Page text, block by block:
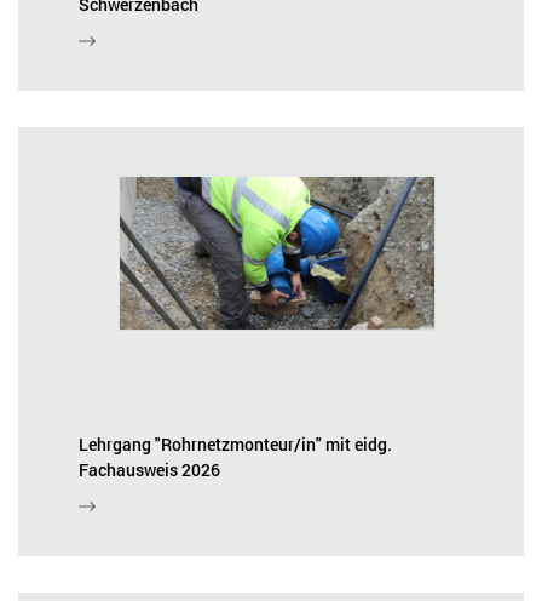
Schwerzenbach
Lehrgang "Rohrnetzmonteur/in" mit eidg.
Fachausweis 2026